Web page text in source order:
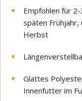
Empfohlen für
späten Frühjahr,
Herbst
Glattes
Innenfutter im